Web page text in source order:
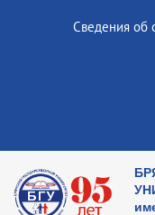
Сведения об